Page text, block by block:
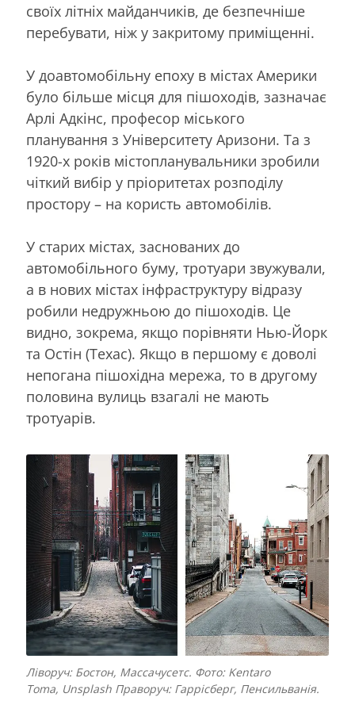
своїх літніх майданчиків, де безпечніше
перебувати, ніж у закритому приміщенні.
У доавтомобільну епоху в містах Америки
було більше місця для пішоходів, зазначає
Арлі Адкінс, професор міського
планування з Університету Аризони. Та з
1920-х років містопланувальники зробили
чіткий вибір у пріоритетах розподілу
простору – на користь автомобілів.
У старих містах, заснованих до
автомобільного буму, тротуари звужували,
а в нових містах інфраструктуру відразу
робили недружньою до пішоходів. Це
видно, зокрема, якщо порівняти Нью-Йорк
та Остін (Техас). Якщо в першому є доволі
непогана пішохідна мережа, то в другому
половина вулиць взагалі не мають
тротуарів.
Ліворуч: Бостон, Массачусетс. Фото: Kentaro
Toma, Unsplash Праворуч: Гаррісберг, Пенсильванія.